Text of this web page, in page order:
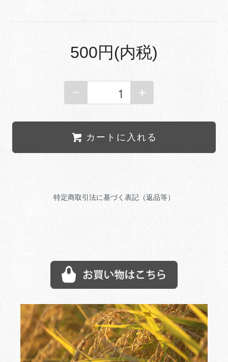
500円(内税)
カートに入れる
特定商取引法に基づく表記（返品等）